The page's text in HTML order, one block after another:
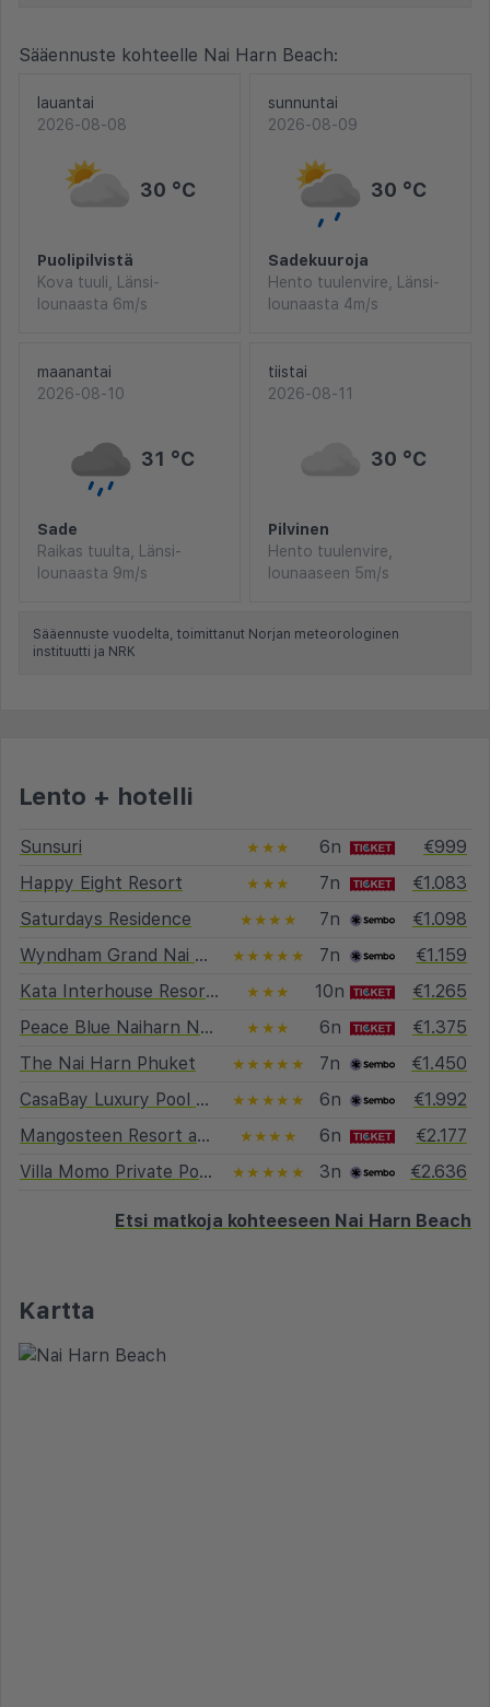
Sääennuste kohteelle Nai Harn Beach:
lauantai
2026-08-08
30 °C
Puolipilvistä
Kova tuuli, Länsi-
lounaasta 6m/s
sunnuntai
2026-08-09
30 °C
Sadekuuroja
Hento tuulenvire, Länsi-
lounaasta 4m/s
maanantai
2026-08-10
31 °C
Sade
Raikas tuulta, Länsi-
lounaasta 9m/s
tiistai
2026-08-11
30 °C
Pilvinen
Hento tuulenvire,
lounaaseen 5m/s
Sääennuste vuodelta, toimittanut Norjan meteorologinen
instituutti ja NRK
Lento + hotelli
Sunsuri ★★★ 6n
€999
Happy Eight Resort
★★★ 7n
€1.083
Saturdays Residence
★★★★ 7n
€1.098
Wyndham Grand Nai Harn Beach Phuket
★★★★★ 7n
€1.159
Kata Interhouse Resort by Haii Collection
★★★ 10n
€1.265
Peace Blue Naiharn Naturist Resort Phuket
★★★ 6n
€1.375
The Nai Harn Phuket
★★★★★ 7n
€1.450
CasaBay Luxury Pool Villa
★★★★★ 6n
€1.992
Mangosteen Resort and Ayurveda Spa (exGolden Tuli)
★★★★ 6n
€2.177
Villa Momo Private Pool near Kata Beach
★★★★★ 3n €2.636
Etsi matkoja kohteeseen Nai Harn Beach
Kartta